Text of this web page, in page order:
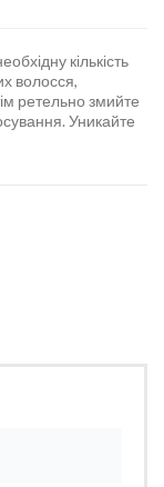
кількість
волосся,
ретельно змийте
Уникайте